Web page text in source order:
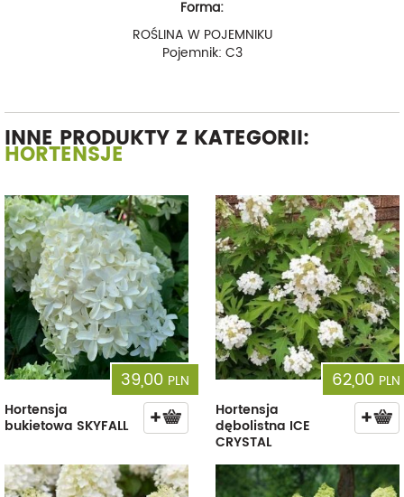
Forma:
ROŚLINA W POJEMNIKU
Pojemnik: C3
INNE PRODUKTY Z KATEGORII:
HORTENSJE
39,00 PLN
Hortensja
bukietowa SKYFALL
62,00 PLN
Hortensja
dębolistna ICE
CRYSTAL